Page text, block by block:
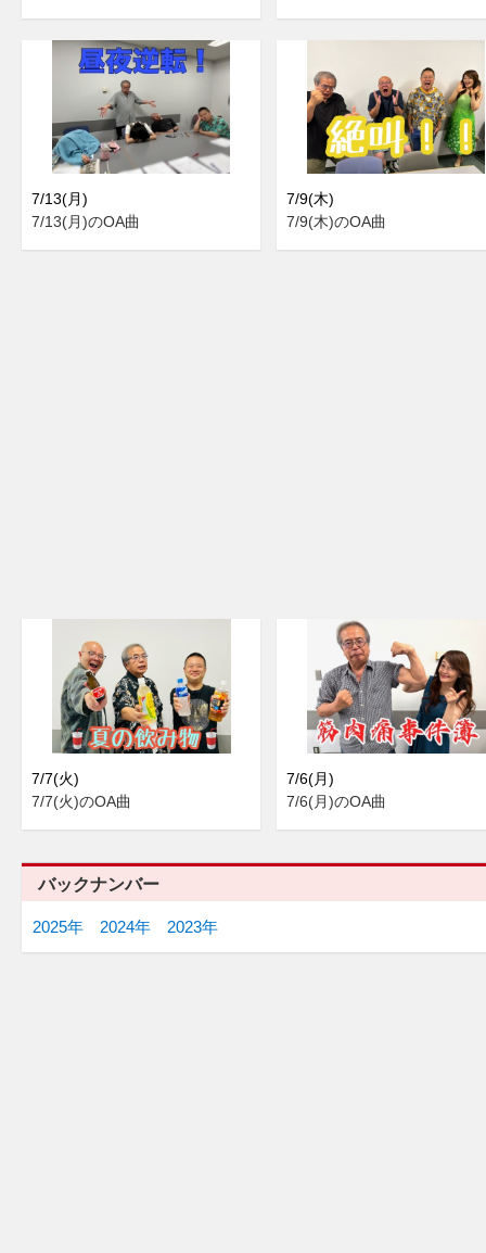
7/13(月)
7/13(月)のOA曲
7/9(木)
7/9(木)のOA曲
7/7(火)
7/7(火)のOA曲
7/6(月)
7/6(月)のOA曲
バックナンバー
2025年 2024年 2023年